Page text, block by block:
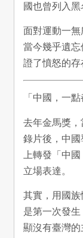
國也曾列入黑
面對運動一
當今幾乎遺
證了憤怒的存
「中國，一點
去年金馬獎
錄片後，中
上轉發「中
立場表達。
其實，用國
是第一次發
顯沒有臺灣的